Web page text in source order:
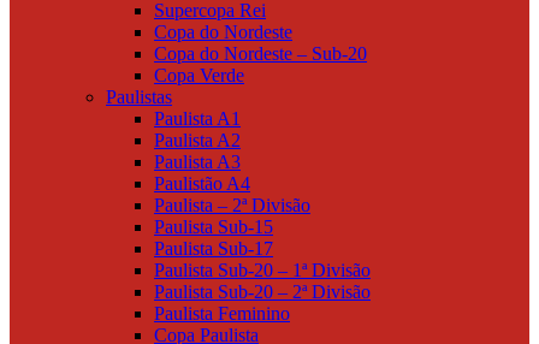
Supercopa Rei
Copa do Nordeste
Copa do Nordeste – Sub-20
Copa Verde
Paulistas
Paulista A1
Paulista A2
Paulista A3
Paulistão A4
Paulista – 2ª Divisão
Paulista Sub-15
Paulista Sub-17
Paulista Sub-20 – 1ª Divisão
Paulista Sub-20 – 2ª Divisão
Paulista Feminino
Copa Paulista